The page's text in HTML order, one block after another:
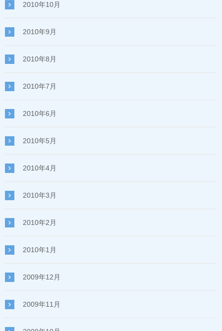
2010年10月
2010年9月
2010年8月
2010年7月
2010年6月
2010年5月
2010年4月
2010年3月
2010年2月
2010年1月
2009年12月
2009年11月